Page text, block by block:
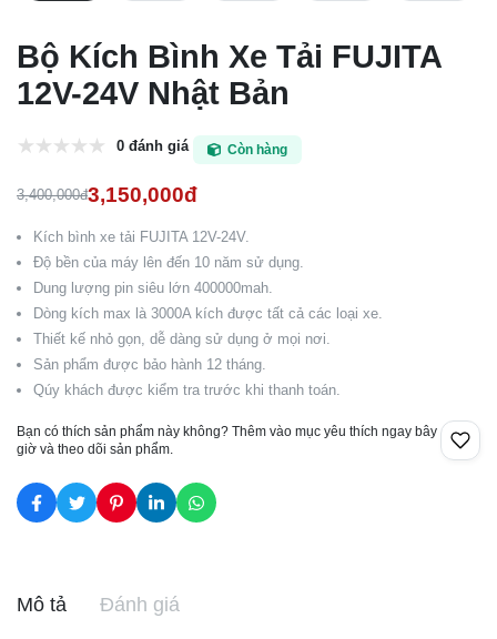
Bộ Kích Bình Xe Tải FUJITA
12V-24V Nhật Bản
0 đánh giá Còn hàng
3,400,000đ3,150,000đ
Kích bình xe tải FUJITA 12V-24V.
Độ bền của máy lên đến 10 năm sử dụng.
Dung lượng pin siêu lớn 400000mah.
Dòng kích max là 3000A kích được tất cả các loại xe.
Thiết kế nhỏ gọn, dễ dàng sử dụng ở mọi nơi.
Sản phẩm được bảo hành 12 tháng.
Qúy khách được kiểm tra trước khi thanh toán.
Bạn có thích sản phẩm này không? Thêm vào mục yêu thích ngay bây
giờ và theo dõi sản phẩm.
Mô tả Đánh giá